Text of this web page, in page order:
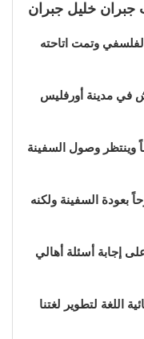
وتمت اتاحته
في مدينة أورفليس
وينتظر وصول السفينة
بعودة السفينة ولكنه
إجابة أسئلة أهالي
اللغة لتطوير لغتنا